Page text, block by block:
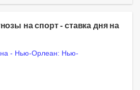
на спорт - ставка дня на
- Нью-Орлеан: Нью-